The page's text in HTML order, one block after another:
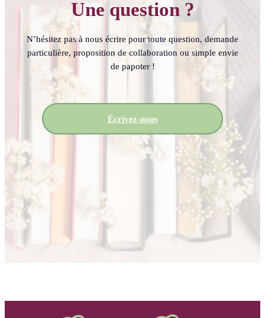
Une question ?
N’hésitez pas à nous écrire pour toute question, demande
particulière, proposition de collaboration ou simple envie
de papoter !
Écrivez-nous